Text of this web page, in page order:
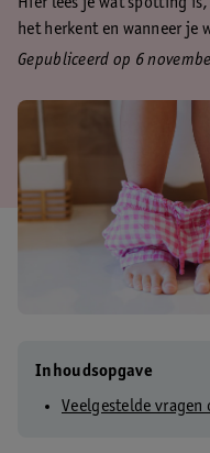
het herkent en wanneer je
Gepubliceerd op 6
Inhoudsopgave
Veelgestelde